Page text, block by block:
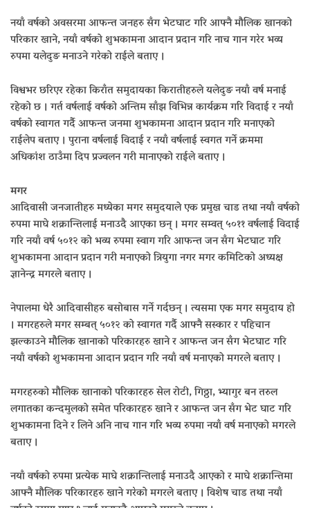
नयाँ वर्षको अवसरमा आफन्त जनहरु सँग भेटघाट गरि आफ्नै मौलिक खानको
परिकार खाने, नयाँ वर्षको शुभकामना आदान प्रदान गरि नाच गान गरेर भव्य
रुपमा यलेदुङ मनाउने गरेको राईले बताए ।
विश्वभर छरिएर रहेका किराँत समुदायका किरातीहरुले यलेदुङ नयाँ वर्ष मनाई
रहेको छ । गर्त वर्षलाई वर्षको अन्तिम साँझ विभिन्न कार्यक्रम गरि विदाई र नयाँ
वर्षको स्वागत गर्दै आफन्त जनमा शुभकामना आदान प्रदान गरि मनाएको
राईलेप बताए । पुराना वर्षलाई विदाई र नयाँ वर्षलाई स्वगत गर्ने क्रममा
अधिकांश ठाउँमा दिप प्रज्वलन गरी मानाएको राईले बताए ।
मगर
आदिवासी जनजातीहरु मध्येका मगर समुदयाले एक प्रमुख चाड तथा नयाँ वर्षको
रुपमा माघे शक्रान्तिलाई मनाउदै आएका छन् । मगर सम्वत् ५०११ वर्षलाई विदाई
गरि नयाँ वर्ष ५०१२ को भव्य रुपमा स्वाग गरि आफन्त जन सँग भेटघाट गरि
शुभकामना आदान प्रदान गरी मनाएको त्रियुगा नगर मगर कमिटिको अध्यक्ष
ज्ञानेन्द्र मगरले बताए ।
नेपालमा धेरै आदिवासीहरु बसोबास गर्ने गर्दछन् । त्यसमा एक मगर समुदाय हो
। मगरहरुले मगर सम्बत् ५०१२ को स्वागत गर्दै आफ्नै सस्कार र पहिचान
झल्काउने मौलिक खानाको परिकारहरु खाने र आफन्त जन सँग भेटघाट गरि
नयाँ वर्षको शुभकामना आदान प्रदान गरि नयाँ वर्ष मनाएको मगरले बताए ।
मगरहरुको मौलिक खानाको परिकारहरु सेल रोटी, गिठ्ठा, भ्यागुर बन तरुल
लगातका कन्दमुलको समेत परिकारहरु खाने र आफन्त जन सँग भेट घाट गरि
शुभकामना दिने र लिने अनि नाच गान गरि भव्य रुपमा नयाँ वर्ष मनाएको मगरले
बताए ।
नयाँ वर्षको रुपमा प्रत्येक माघे शक्रान्तिलाई मनाउदै आएको र माघे शक्रान्तिमा
आफ्नै मौलिक परिकारहरु खाने गरेको मगरले बताए । विशेष चाड तथा नयाँ